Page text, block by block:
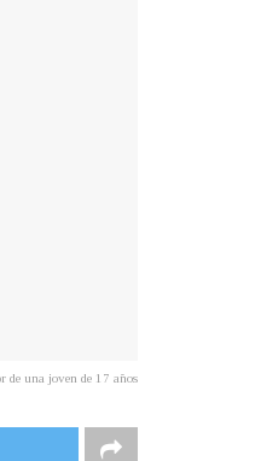
de una joven de 17 años